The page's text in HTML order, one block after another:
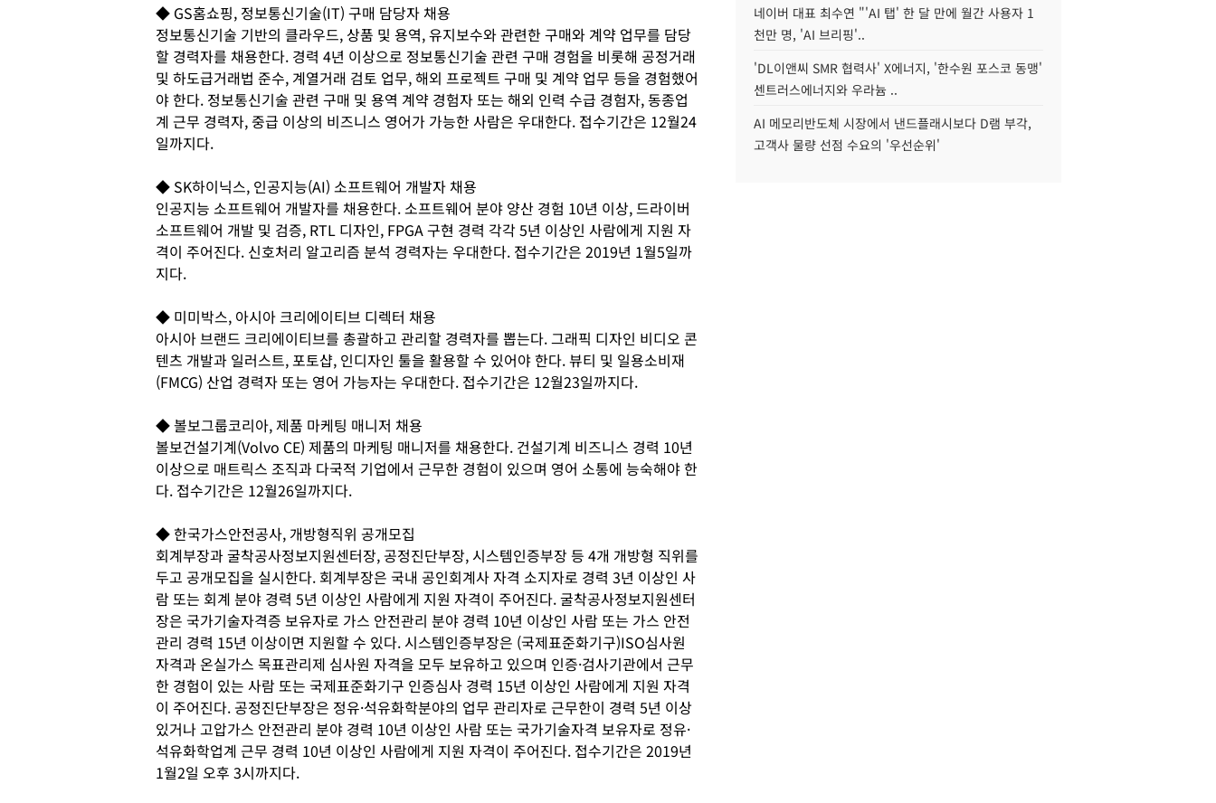
◆ GS홈쇼핑, 정보통신기술(IT) 구매 담당자 채용
정보통신기술 기반의 클라우드, 상품 및 용역, 유지보수와 관련한 구매와 계약 업무를 담당
할 경력자를 채용한다. 경력 4년 이상으로 정보통신기술 관련 구매 경험을 비롯해 공정거래
및 하도급거래법 준수, 계열거래 검토 업무, 해외 프로젝트 구매 및 계약 업무 등을 경험했어
야 한다. 정보통신기술 관련 구매 및 용역 계약 경험자 또는 해외 인력 수급 경험자, 동종업
계 근무 경력자, 중급 이상의 비즈니스 영어가 가능한 사람은 우대한다. 접수기간은 12월24
일까지다.
◆ SK하이닉스, 인공지능(AI) 소프트웨어 개발자 채용
인공지능 소프트웨어 개발자를 채용한다. 소프트웨어 분야 양산 경험 10년 이상, 드라이버
소프트웨어 개발 및 검증, RTL 디자인, FPGA 구현 경력 각각 5년 이상인 사람에게 지원 자
격이 주어진다. 신호처리 알고리즘 분석 경력자는 우대한다. 접수기간은 2019년 1월5일까
지다.
◆ 미미박스, 아시아 크리에이티브 디렉터 채용
아시아 브랜드 크리에이티브를 총괄하고 관리할 경력자를 뽑는다. 그래픽 디자인 비디오 콘
텐츠 개발과 일러스트, 포토샵, 인디자인 툴을 활용할 수 있어야 한다. 뷰티 및 일용소비재
(FMCG) 산업 경력자 또는 영어 가능자는 우대한다. 접수기간은 12월23일까지다.
◆ 볼보그룹코리아, 제품 마케팅 매니저 채용
볼보건설기계(Volvo CE) 제품의 마케팅 매니저를 채용한다. 건설기계 비즈니스 경력 10년
이상으로 매트릭스 조직과 다국적 기업에서 근무한 경험이 있으며 영어 소통에 능숙해야 한
다. 접수기간은 12월26일까지다.
◆ 한국가스안전공사, 개방형직위 공개모집
회계부장과 굴착공사정보지원센터장, 공정진단부장, 시스템인증부장 등 4개 개방형 직위를
두고 공개모집을 실시한다. 회계부장은 국내 공인회계사 자격 소지자로 경력 3년 이상인 사
람 또는 회계 분야 경력 5년 이상인 사람에게 지원 자격이 주어진다. 굴착공사정보지원센터
장은 국가기술자격증 보유자로 가스 안전관리 분야 경력 10년 이상인 사람 또는 가스 안전
관리 경력 15년 이상이면 지원할 수 있다. 시스템인증부장은 (국제표준화기구)ISO심사원
자격과 온실가스 목표관리제 심사원 자격을 모두 보유하고 있으며 인증·검사기관에서 근무
한 경험이 있는 사람 또는 국제표준화기구 인증심사 경력 15년 이상인 사람에게 지원 자격
이 주어진다. 공정진단부장은 정유·석유화학분야의 업무 관리자로 근무한이 경력 5년 이상
있거나 고압가스 안전관리 분야 경력 10년 이상인 사람 또는 국가기술자격 보유자로 정유·
석유화학업계 근무 경력 10년 이상인 사람에게 지원 자격이 주어진다. 접수기간은 2019년
1월2일 오후 3시까지다.
네이버 대표 최수연 "'AI 탭' 한 달 만에 월간 사용자 1
천만 명, 'AI 브리핑'..
'DL이앤씨 SMR 협력사' X에너지, '한수원 포스코 동맹'
센트러스에너지와 우라늄 ..
AI 메모리반도체 시장에서 낸드플래시보다 D램 부각,
고객사 물량 선점 수요의 '우선순위'